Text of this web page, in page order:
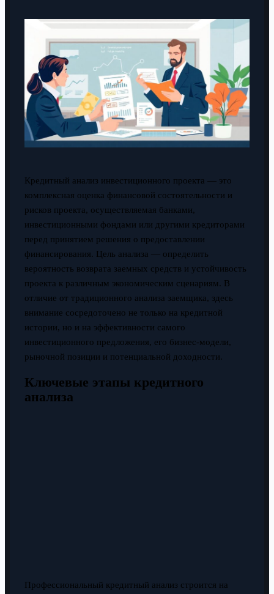
Кредитный анализ инвестиционного проекта — это
комплексная оценка финансовой состоятельности и
рисков проекта, осуществляемая банками,
инвестиционными фондами или другими кредиторами
перед принятием решения о предоставлении
финансирования. Цель анализа — определить
вероятность возврата заемных средств и устойчивость
проекта к различным экономическим сценариям. В
отличие от традиционного анализа заемщика, здесь
внимание сосредоточено не только на кредитной
истории, но и на эффективности самого
инвестиционного предложения, его бизнес-модели,
рыночной позиции и потенциальной доходности.
Ключевые этапы кредитного
анализа
Профессиональный кредитный анализ строится на